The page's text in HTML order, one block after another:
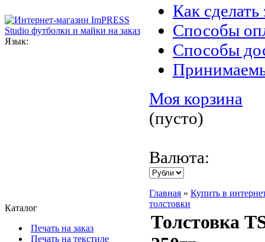
Язык:
Как сделать
Способы
Способы
Моя корзина
(пусто)
Валюта:
Каталог
Печать на заказ
Печать на текстиле
Главная » Купить в
толстовки
Толстовка